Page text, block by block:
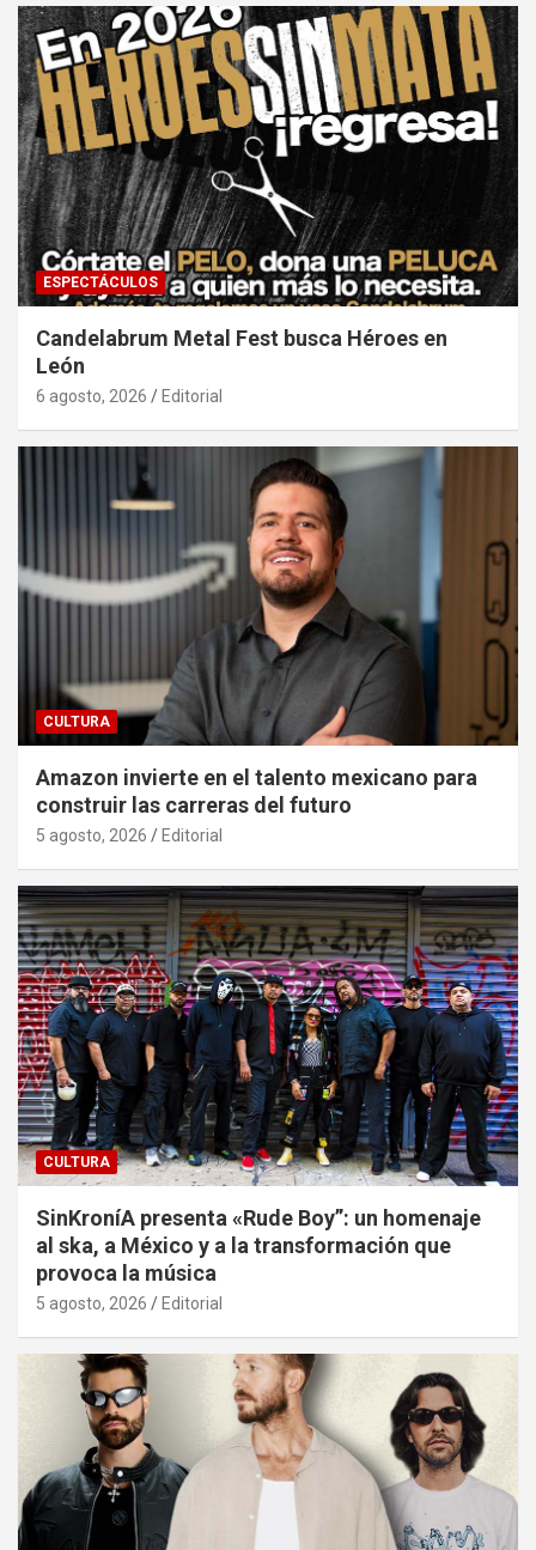
ESPECTÁCULOS
Candelabrum Metal Fest busca Héroes en
León
6 agosto, 2026 Editorial
CULTURA
Amazon invierte en el talento mexicano para
construir las carreras del futuro
5 agosto, 2026 Editorial
CULTURA
SinKroníA presenta «Rude Boy”: un homenaje
al ska, a México y a la transformación que
provoca la música
5 agosto, 2026 Editorial